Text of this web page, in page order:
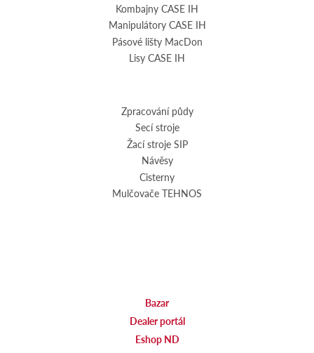
Kombajny CASE IH
Manipulátory CASE IH
Pásové lišty MacDon
Lisy CASE IH
Zpracování půdy
Secí stroje
Žací stroje SIP
Návěsy
Cisterny
Mulčovače TEHNOS
Bazar
Dealer portál
Eshop ND